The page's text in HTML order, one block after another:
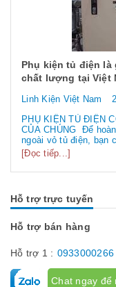
Phụ kiện tủ điện là
chất lượng tại Việt
Linh Kiện Việt Nam
PHỤ KIỆN TỦ ĐIỆN
CỦA CHÚNG Để
ngoài vỏ tủ điện, bạn
tủ điện công nghiệp
công nghiệp bao gồm
nào hãy...
[Đọc tiếp...]
Hỗ trợ trực tuyến
Hỗ trợ bán hàng
Hỗ trợ 1 : 0933000266
Chat ngay để